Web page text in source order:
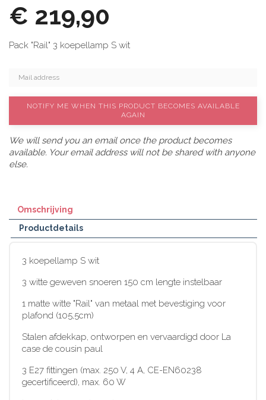
€ 219,90
Pack "Rail" 3 koepellamp S wit
NOTIFY ME WHEN THIS PRODUCT BECOMES AVAILABLE
AGAIN
We will send you an email once the product becomes
available. Your email address will not be shared with anyone
else.
Omschrijving
Productdetails
3 koepellamp S wit
3 witte geweven snoeren 150 cm lengte instelbaar
1 matte witte "Rail" van metaal met bevestiging voor
plafond (105,5cm)
Stalen afdekkap, ontworpen en vervaardigd door La
case de cousin paul
3 E27 fittingen (max. 250 V, 4 A, CE-EN60238
gecertificeerd), max. 60 W